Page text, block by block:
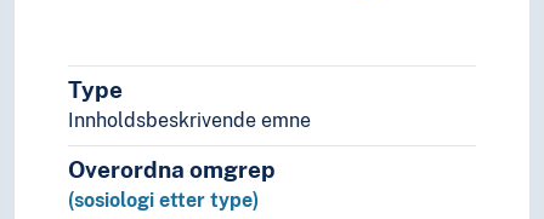
Velferd
Statistikk
Statsvitenskap
Teori og metode (Samfunnsvitenskap)
Språk
Type
Innholdsbeskrivende emne
Overordna omgrep
(sosiologi etter type)